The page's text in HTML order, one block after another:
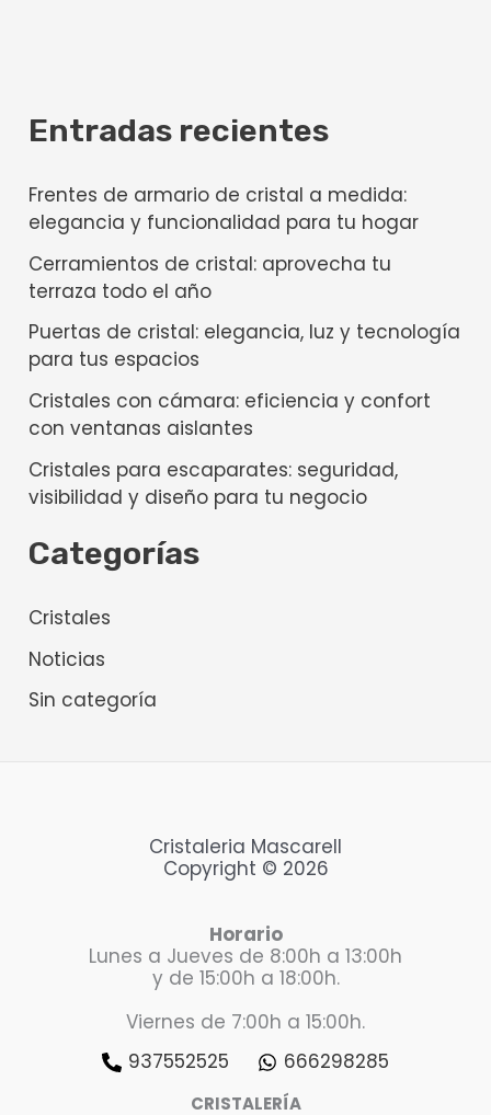
Entradas recientes
Frentes de armario de cristal a medida:
elegancia y funcionalidad para tu hogar
Cerramientos de cristal: aprovecha tu
terraza todo el año
Puertas de cristal: elegancia, luz y tecnología
para tus espacios
Cristales con cámara: eficiencia y confort
con ventanas aislantes
Cristales para escaparates: seguridad,
visibilidad y diseño para tu negocio
Categorías
Cristales
Noticias
Sin categoría
Cristaleria Mascarell
Copyright © 2026
Horario
Lunes a Jueves de 8:00h a 13:00h
y de 15:00h a 18:00h.
Viernes de 7:00h a 15:00h.
937552525
666298285
CRISTALERÍA